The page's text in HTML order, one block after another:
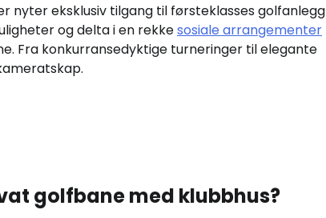
nyter eksklusiv tilgang til førsteklasses golfanlegg
og delta i en rekkesosiale arrangementer
Fra konkurransedyktige turneringer til elegante
golfbane med klubbhus?